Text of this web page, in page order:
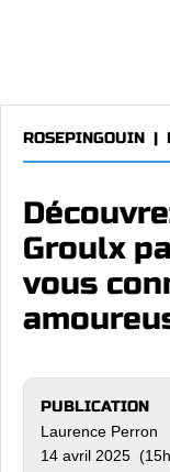
ROSEPINGOUIN |
Groulx
vous
PUBLICATION
Laurence Perron
14 avril 2025